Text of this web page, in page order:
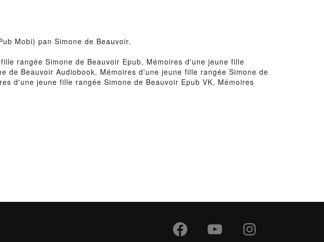
Mobi) pan Simone de Beauvoir.
rangée Simone de Beauvoir Epub, Mémoires d'une jeune fille
de Beauvoir Audiobook, Mémoires d'une jeune fille rangée Simone de
d'une jeune fille rangée Simone de Beauvoir Epub VK, Mémoires